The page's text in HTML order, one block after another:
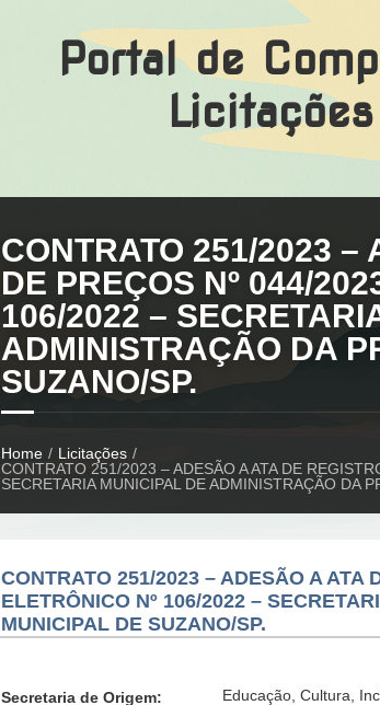
Portal de
Licitações
CONTRATO 251/2023 –
DE PREÇOS Nº 044/
106/2022 –
ADMINISTRAÇÃO DA
SUZANO/SP.
Home / Licitações /
CONTRATO 251/2023 – ADESÃO A ATA DE
SECRETARIA MUNICIPAL DE ADMINISTRAÇÃO DA
CONTRATO 251/2023 – ADESÃO A ATA
ELETRÔNICO Nº 106/2022 –
MUNICIPAL DE SUZANO/SP.
Secretaria de Origem: Educação, Cultura,